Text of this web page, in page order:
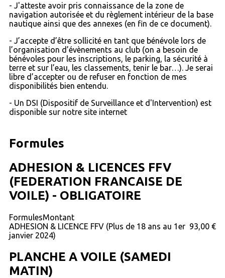
- J'atteste avoir pris connaissance de la zone de
navigation autorisée et du règlement intérieur de la base
nautique ainsi que des annexes (en fin de ce document).
- J’accepte d’être sollicité en tant que bénévole lors de
l’organisation d’évènements au club (on a besoin de
bénévoles pour les inscriptions, le parking, la sécurité à
terre et sur l’eau, les classements, tenir le bar…). Je serai
libre d’accepter ou de refuser en fonction de mes
disponibilités bien entendu.
- Un DSI (Dispositif de Surveillance et d'Intervention) est
disponible sur notre site internet
Formules
ADHESION & LICENCES FFV
(FEDERATION FRANCAISE DE
VOILE) - OBLIGATOIRE
FormulesMontant
ADHESION & LICENCE FFV (Plus de 18 ans au 1er
janvier 2024)
93,00 €
PLANCHE A VOILE (SAMEDI
MATIN)